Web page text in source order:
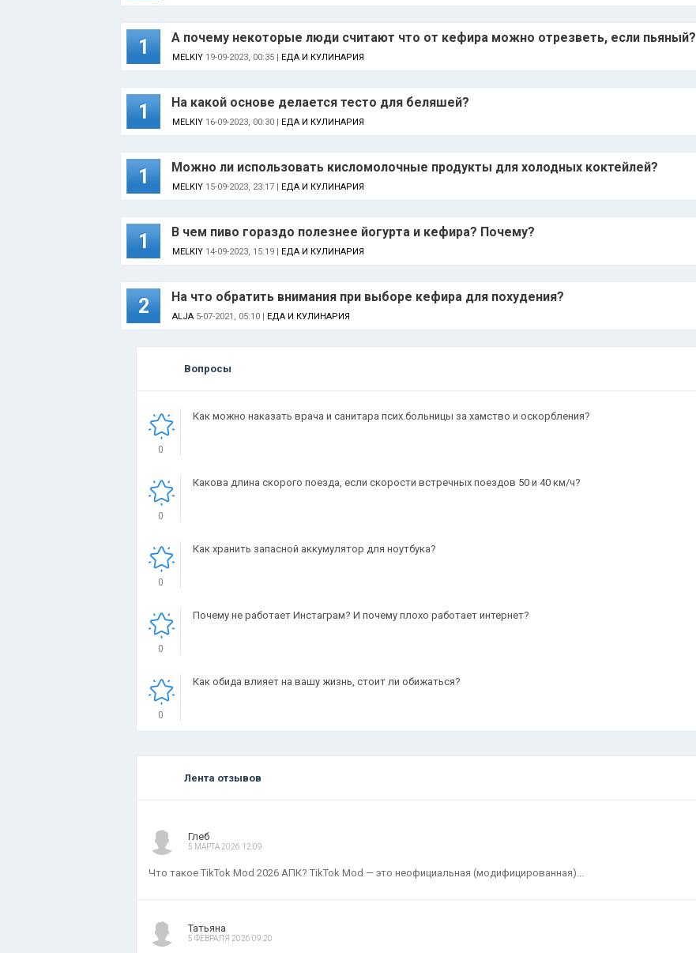
1 А почему некоторые люди считают что от кефира можно отрезветь, если пьяный?
MELKIY 19-09-2023, 00:35 | ЕДА И КУЛИНАРИЯ
1 На какой основе делается тесто для беляшей?
MELKIY 16-09-2023, 00:30 | ЕДА И КУЛИНАРИЯ
1 Можно ли использовать кисломолочные продукты для холодных коктейлей?
MELKIY 15-09-2023, 23:17 | ЕДА И КУЛИНАРИЯ
1 В чем пиво гораздо полезнее йогурта и кефира? Почему?
MELKIY 14-09-2023, 15:19 | ЕДА И КУЛИНАРИЯ
2 На что обратить внимания при выборе кефира для похудения?
ALJA 5-07-2021, 05:10 | ЕДА И КУЛИНАРИЯ
Вопросы
0
Как можно наказать врача и санитара псих.больницы за хамство и оскорбления?
0
Какова длина скорого поезда, если скорости встречных поездов 50 и 40 км/ч?
0
Как хранить запасной аккумулятор для ноутбука?
0
Почему не работает Инстаграм? И почему плохо работает интернет?
0
Как обида влияет на вашу жизнь, стоит ли обижаться?
Лента отзывов
Глеб
5 МАРТА 2026 12:09
Что такое TikTok Mod 2026 АПК? TikTok Mod — это неофициальная (модифицированная)...
Татьяна
5 ФЕВРАЛЯ 2026 09:20